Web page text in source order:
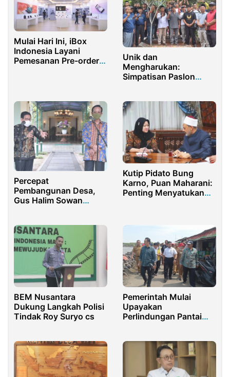
Mulai Hari Ini, iBox
Indonesia Layani
Pemesanan Pre-order
Unik dan
Mengharukan:
Simpatisan Paslon
Pencipta Lambang Kota
Bersama-sama
Percepat
Pembangunan Desa,
Gus Halim Sowan
Kutip Pidato Bung
Karno, Puan Maharani:
Penting Menyatukan
BEM Nusantara
Dukung Langkah Polisi
Tindak Roy Suryo cs
Pemerintah Mulai
Upayakan
Perlindungan Pantai